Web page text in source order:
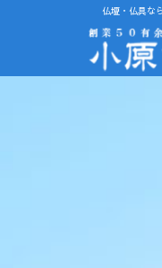
仏壇・仏具な